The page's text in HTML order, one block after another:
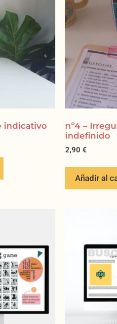
indicativo
nº4 –
indefinido
2,90 €
Añadir al